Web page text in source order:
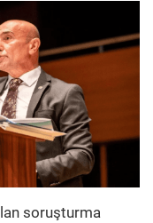
soruşturma